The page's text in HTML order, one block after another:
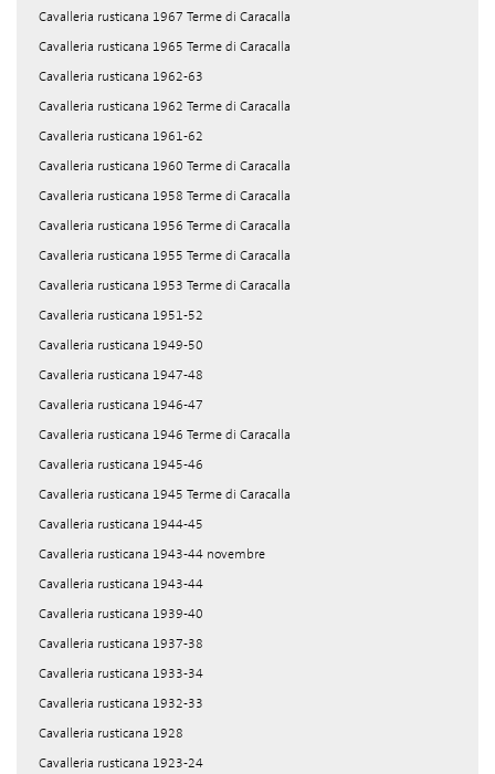
Cavalleria rusticana 1967 Terme di Caracalla
Cavalleria rusticana 1965 Terme di Caracalla
Cavalleria rusticana 1962-63
Cavalleria rusticana 1962 Terme di Caracalla
Cavalleria rusticana 1961-62
Cavalleria rusticana 1960 Terme di Caracalla
Cavalleria rusticana 1958 Terme di Caracalla
Cavalleria rusticana 1956 Terme di Caracalla
Cavalleria rusticana 1955 Terme di Caracalla
Cavalleria rusticana 1953 Terme di Caracalla
Cavalleria rusticana 1951-52
Cavalleria rusticana 1949-50
Cavalleria rusticana 1947-48
Cavalleria rusticana 1946-47
Cavalleria rusticana 1946 Terme di Caracalla
Cavalleria rusticana 1945-46
Cavalleria rusticana 1945 Terme di Caracalla
Cavalleria rusticana 1944-45
Cavalleria rusticana 1943-44 novembre
Cavalleria rusticana 1943-44
Cavalleria rusticana 1939-40
Cavalleria rusticana 1937-38
Cavalleria rusticana 1933-34
Cavalleria rusticana 1932-33
Cavalleria rusticana 1928
Cavalleria rusticana 1923-24